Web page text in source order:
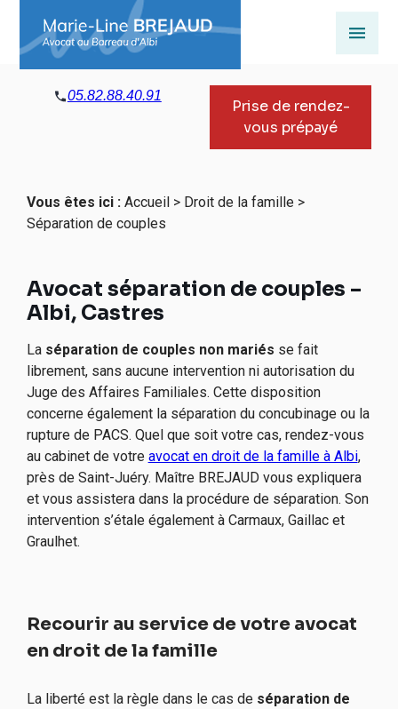
05.82.88.40.91
Prise de rendez-
vous prépayé
Vous êtes ici : Accueil> Droit de la famille>
Séparation de couples
Avocat séparation de couples –
Albi, Castres
La séparation de couples non mariés se fait
librement, sans aucune intervention ni autorisation du
Juge des Affaires Familiales. Cette disposition
concerne également la séparation du concubinage ou la
rupture de PACS. Quel que soit votre cas, rendez-vous
au cabinet de votre avocat en droit de la famille à Albi,
près de Saint-Juéry. Maître BREJAUD vous expliquera
et vous assistera dans la procédure de séparation. Son
intervention s’étale également à Carmaux, Gaillac et
Graulhet.
Recourir au service de votre avocat
en droit de la famille
La liberté est la règle dans le cas de séparation de
Panneau de gestion des cookies